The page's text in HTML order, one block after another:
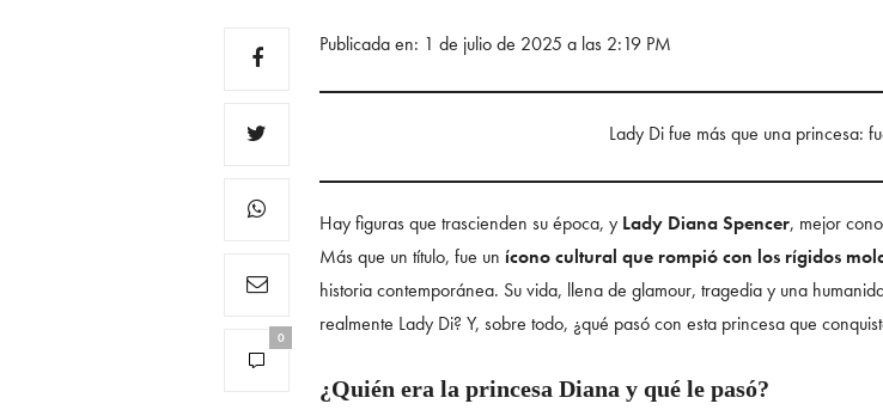
0
Publicada en: 1 de julio de 2025 a las 2:19 PM
Lady Di fue más que una princesa:
Hay figuras que trascienden su época, y Lady Diana Spencer, mejor
Más que un título, fue un ícono cultural que rompió con los rígidos
historia contemporánea. Su vida, llena de glamour, tragedia y una
realmente Lady Di? Y, sobre todo, ¿qué pasó con esta princesa que
¿Quién era la princesa Diana y qué le pasó?